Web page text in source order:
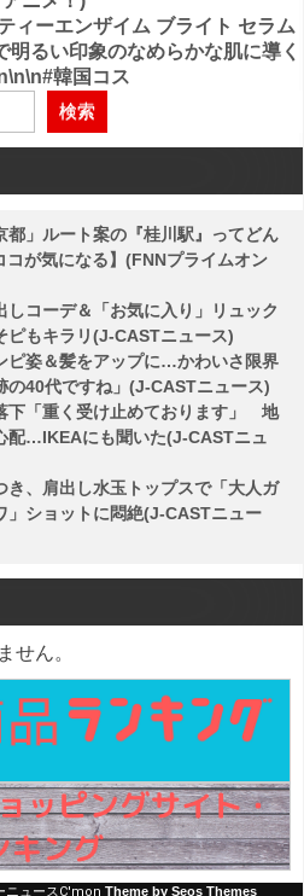
ィーエンザイム ブライト セラム
るい印象のなめらかな肌に導く
韓国コス
検索
」ルート案の『桂川駅』ってどん
が気になる】(FNNプライムオン
コーデ＆「お気に入り」リュック
もキラリ(J-CASTニュース)
ピ姿＆髪をアップに…かわいさ限界
40代ですね」(J-CASTニュース)
下「重く受け止めております」 地
配…IKEAにも聞いた(J-CASTニュ
き、肩出し水玉トップスで「大人ガ
ショットに悶絶(J-CASTニュー
せん。
ニュースC'mon Theme by Seos Themes